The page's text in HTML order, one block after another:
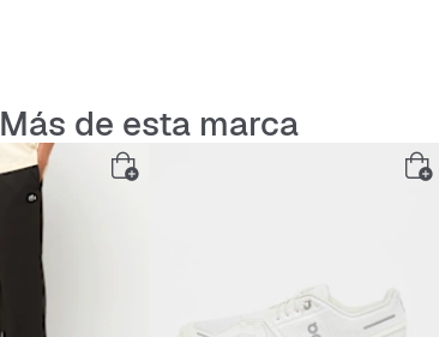
Más de esta marca